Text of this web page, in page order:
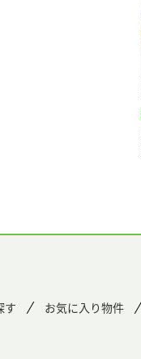
す お気に入り物件